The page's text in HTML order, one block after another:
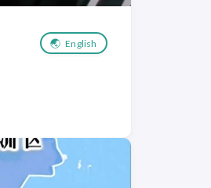
🌏 English